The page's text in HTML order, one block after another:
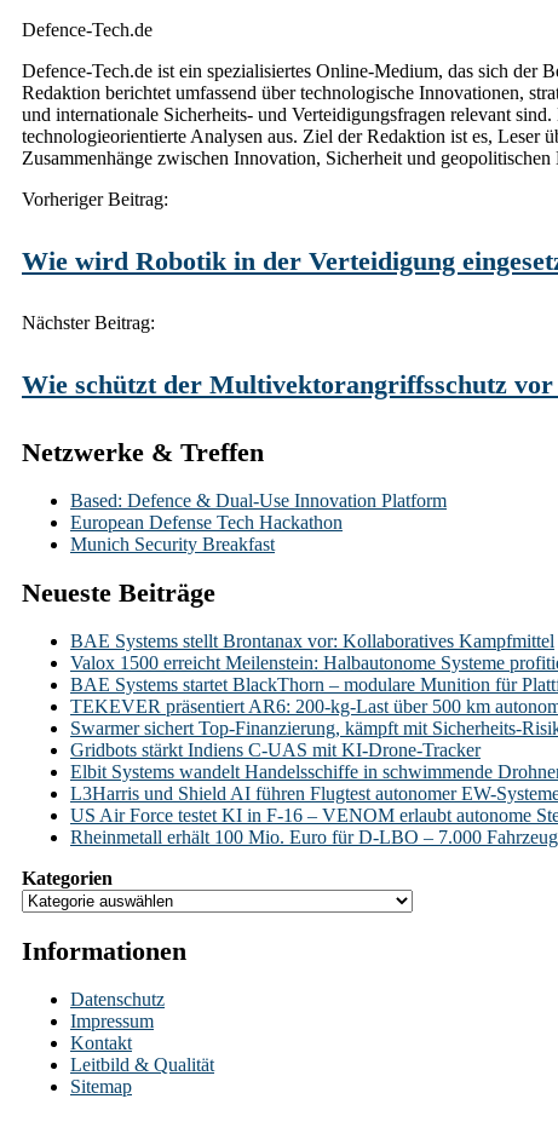
Defence-Tech.de
Defence-Tech.de ist ein spezialisiertes Online-Medium, das sich
Redaktion berichtet umfassend über technologische Innovationen,
und internationale Sicherheits- und Verteidigungsfragen relevant
technologieorientierte Analysen aus. Ziel der Redaktion ist es, Leser
Zusammenhänge zwischen Innovation, Sicherheit und
Post
Vorheriger Beitrag:
Wie wird Robotik in der Verteidigung
Nächster Beitrag:
Wie schützt der Multivektorangriffsschutz vor
Netzwerke & Treffen
Based: Defence & Dual-Use Innovation Platform
European Defense Tech Hackathon
Munich Security Breakfast
Neueste Beiträge
BAE Systems stellt Brontanax vor: Kollaboratives Kampfmittel
Valox 1500 erreicht Meilenstein: Halbautonome Systeme
BAE Systems startet BlackThorn – modulare Munition für
TEKEVER präsentiert AR6: 200-kg-Last über 500 km
Swarmer sichert Top-Finanzierung, kämpft mit Sicherheits-
Gridbots stärkt Indiens C-UAS mit KI-Drone-Tracker
Elbit Systems wandelt Handelsschiffe in schwimmende
L3Harris und Shield AI führen Flugtest autonomer EW-
US Air Force testet KI in F-16 – VENOM erlaubt autonome
Rheinmetall erhält 100 Mio. Euro für D-LBO – 7.000
Kategorien
Informationen
Datenschutz
Impressum
Kontakt
Leitbild & Qualität
Sitemap